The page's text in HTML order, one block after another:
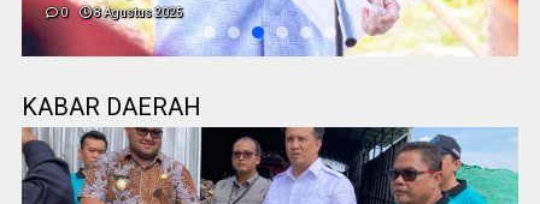
0 2 Agustus 2025
KABAR DAERAH